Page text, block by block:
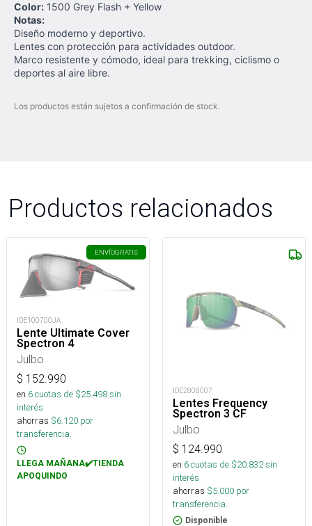
Color: 1500 Grey Flash + Yellow
Notas:
Diseño moderno y deportivo.
Lentes con protección para actividades outdoor.
Marco resistente y cómodo, ideal para trekking, ciclismo o
deportes al aire libre.
Los productos están sujetos a confirmación de stock.
Productos relacionados
ENVÍOGRATIS
IDE100700JA
Lente Ultimate Cover
Spectron 4
Julbo
$ 152.990
en 6cuotas de $25.498sin
interés
ahorras $6.120 por
transferencia.
LLEGA MAÑANA✔️TIENDA
APOQUINDO
IDE2808007
Lentes Frequency
Spectron 3 CF
Julbo
$ 124.990
en 6cuotas de $20.832sin
interés
ahorras $5.000 por
transferencia.
Disponible